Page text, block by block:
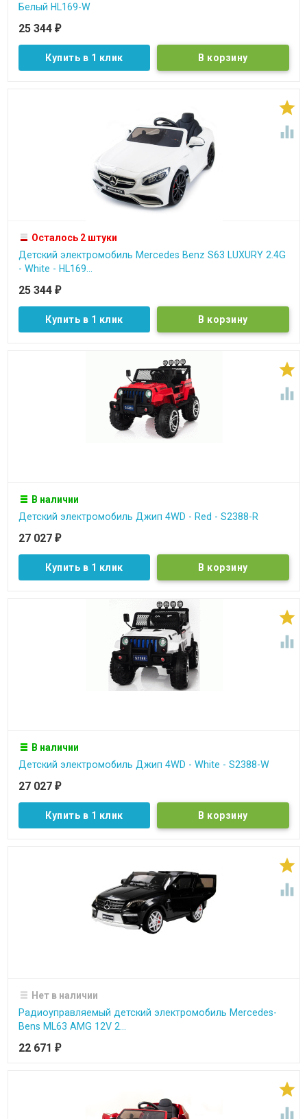
Белый HL169-W
25 344 ₽
Купить в 1 клик


Осталось 2 штуки
Детский электромобиль Mercedes Benz S63 LUXURY 2.4G
- White - HL169...
25 344 ₽
Купить в 1 клик


В наличии
Детский электромобиль Джип 4WD - Red - S2388-R
27 027 ₽
Купить в 1 клик


В наличии
Детский электромобиль Джип 4WD - White - S2388-W
27 027 ₽
Купить в 1 клик


Нет в наличии
Радиоуправляемый детский электромобиль Merсedes-
Bens ML63 AMG 12V 2...
22 671 ₽

